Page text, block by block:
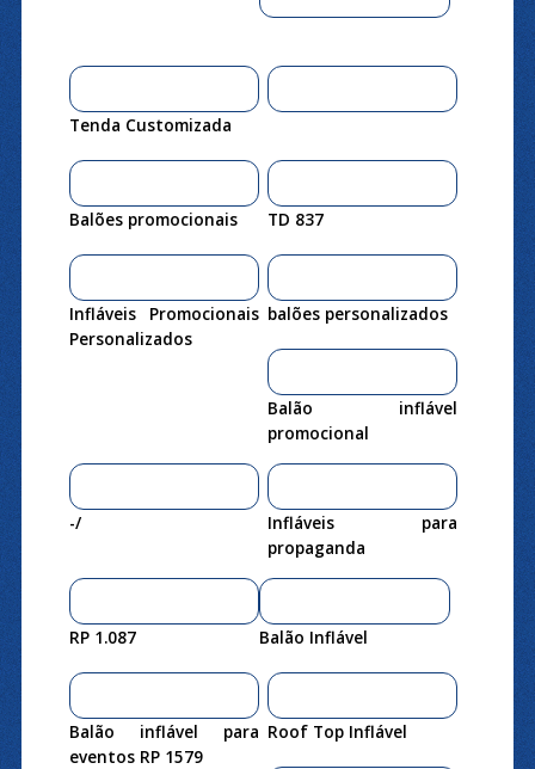
Tenda Customizada
Balões promocionais TD 837
Infláveis Promocionais
Personalizados
balões personalizados
Balão inflável
promocional
-/
Infláveis para
propaganda
RP 1.087 Balão Inflável
Balão inflável para
eventos RP 1579
Roof Top Inflável